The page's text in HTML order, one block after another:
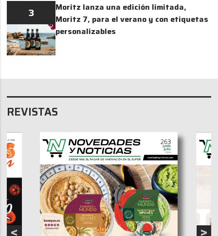
3
Moritz lanza una edición limitada,
Moritz 7, para el verano y con etiquetas
personalizables
REVISTAS